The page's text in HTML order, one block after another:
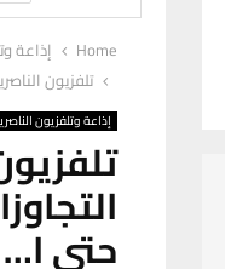
Home
إذاعة
تلفزيون
إذاعة وتلفزيون
حتى ا…